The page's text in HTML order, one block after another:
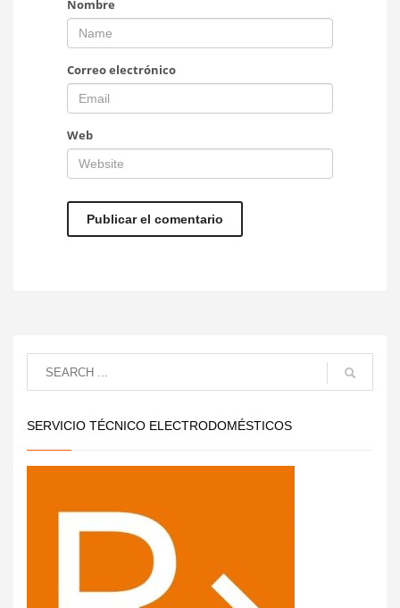
Nombre
Correo electrónico
Web
SERVICIO TÉCNICO ELECTRODOMÉSTICOS